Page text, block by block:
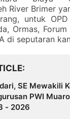
River Brimer
untuk
Ormas,
di seputaran
SE Mewakili
PWI
- 2026